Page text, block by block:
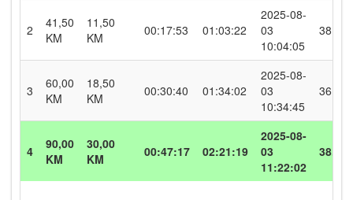
2
41,50
KM
11,50
KM
00:17:53 01:03:22
2025-08-
03
10:04:05
38.6
3
60,00
KM
18,50
KM
00:30:40 01:34:02
2025-08-
03
10:34:45
36.2
4
90,00
KM
30,00
KM
00:47:17 02:21:19
2025-08-
03
11:22:02
38.1